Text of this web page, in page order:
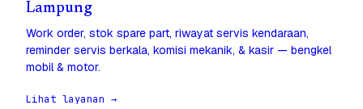
Lampung
Work order, stok spare part, riwayat servis kendaraan,
reminder servis berkala, komisi mekanik, & kasir — bengkel
mobil & motor.
Lihat layanan →